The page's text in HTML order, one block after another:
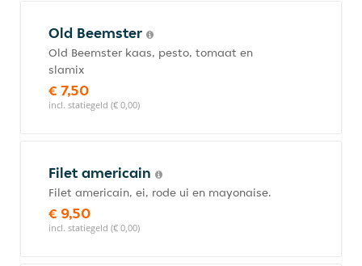
Old Beemster
Old Beemster kaas, pesto, tomaat en
slamix
€ 7,50
incl. statiegeld (€ 0,00)
Filet americain
Filet americain, ei, rode ui en mayonaise.
€ 9,50
incl. statiegeld (€ 0,00)